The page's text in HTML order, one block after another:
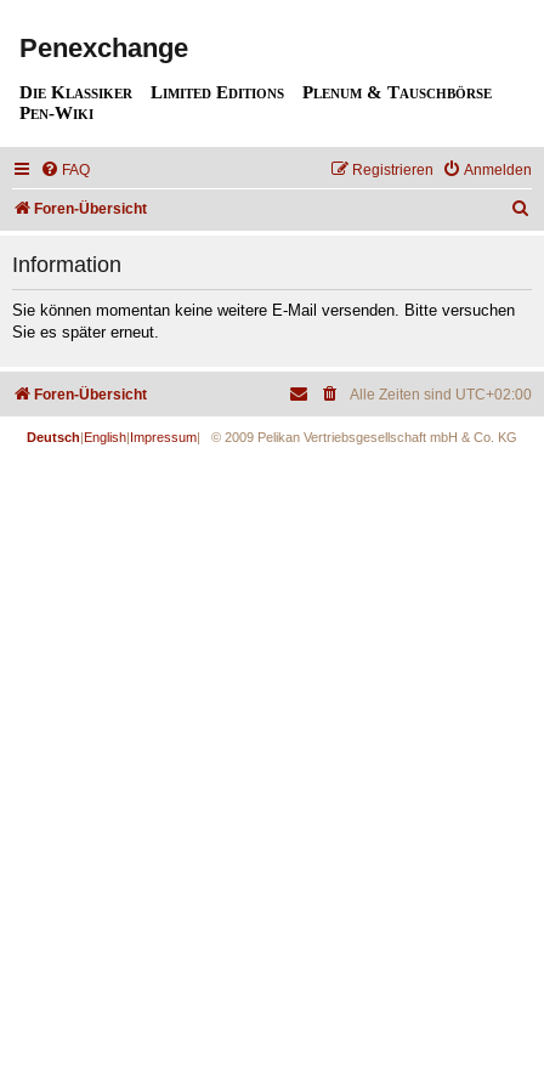
Penexchange
Die Klassiker Limited Editions
Plenum & Tauschbörse
Pen-Wiki
FAQ Anmelden
Registrieren
Foren-Übersicht
Information
Sie können momentan keine weitere E-Mail versenden. Bitte versuchen
Sie es später erneut.
Foren-Übersicht Alle Zeiten sind UTC+02:00
Deutsch|English|Impressum| © 2009 Pelikan Vertriebsgesellschaft mbH & Co. KG